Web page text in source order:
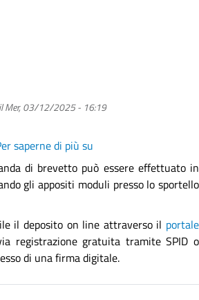
ilMer, 03/12/2025 - 16:19
saperne di più su
si
può
depositare
domanda
di
brevetto?
di brevetto può essere effettuato in
gli appositi moduli presso lo sportello
il deposito on line attraverso il portale
registrazione gratuita tramite SPID o
di una firma digitale.